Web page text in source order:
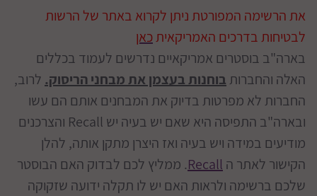
את הרשימה המפורטת ניתן לקרוא באתר של הרשות
לבטיחות בדרכים האמריקאיתכאן
בארה"ב בוסטרים אמריקאיים נדרשים לעמוד בכללים
האלה והחברות בוחנותבעצמן את מבחני הריסוק. לרוב,
החברות לא מפרטות בדיוק את המבחנים אותם הם עשו
ובארה"ב התפיסה היא שאם יש בעיה יש Recall והצרכנים
מודיעים במידה ויש בעיה ואז היצרן מתקן אותה, להלן
הקישור לאתר ה Recall. ממליץ לכם לבדוק האם הבוסטר
שלכם ברשימה ולראות האם יש לו תקלה ידועה שזקוקה